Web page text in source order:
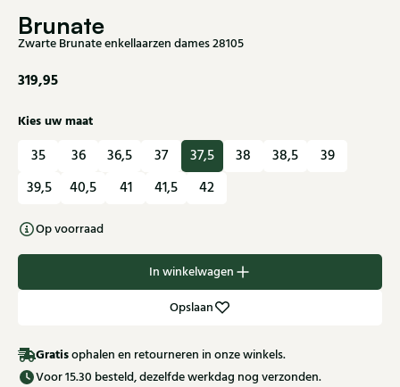
Brunate
Zwarte Brunate enkellaarzen dames 28105
319,95
Kies uw maat
35 36 36,5 37 37,5 38 38,5
39
39,5
40,5 41 41,5 42
Op voorraad
In winkelwagen
Opslaan
Gratisophalen en retourneren in onze winkels.
Voor 15.30 besteld, dezelfde werkdag nog verzonden.